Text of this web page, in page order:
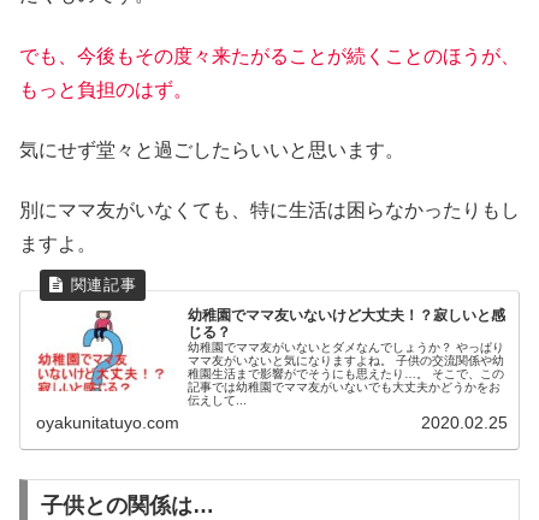
でも、今後もその度々来たがることが続くことのほうが、
もっと負担のはず。
気にせず堂々と過ごしたらいいと思います。
別にママ友がいなくても、特に生活は困らなかったりもし
ますよ。
幼稚園でママ友いないけど大丈夫！？寂しいと感
じる？
幼稚園でママ友がいないとダメなんでしょうか？ やっぱり
ママ友がいないと気になりますよね。 子供の交流関係や幼
稚園生活まで影響がでそうにも思えたり…。 そこで、この
記事では幼稚園でママ友がいないでも大丈夫かどうかをお
伝えして...
oyakunitatuyo.com 2020.02.25
子供との関係は…